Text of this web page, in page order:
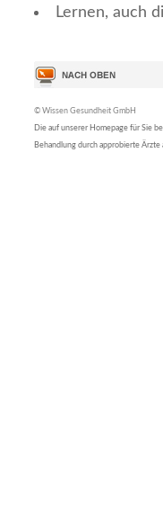
Lernen, auch
© Wissen Gesundheit GmbH
Die auf unserer Homepage für Sie
Behandlung durch approbierte